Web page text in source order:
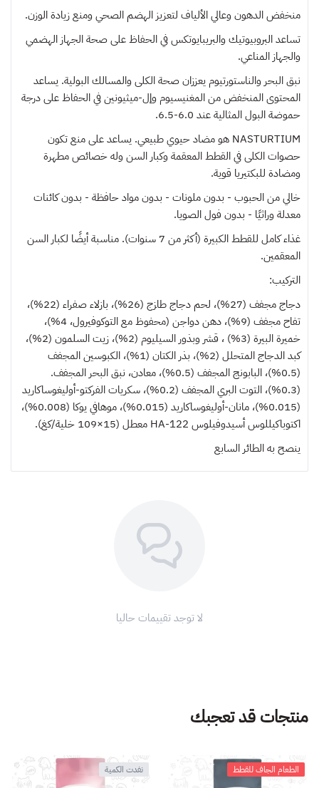
منخفض الدهون وعالي الألياف لتعزيز الهضم الصحي ومنع زيادة الوزن.
تساعد البروبيوتيك والبريبايوتكس في الحفاظ على صحة الجهاز الهضمي
والجهاز المناعي.
نبق البحر والناستورتيوم يعززان صحة الكلى والمسالك البولية. يساعد
المحتوى المنخفض من المغنيسيوم وإل-ميثيونين في الحفاظ على درجة
حموضة البول المثالية عند 6.0-6.5.
NASTURTIUM هو مضاد حيوي طبيعي. يساعد على منع تكون
حصوات الكلى في القطط المعقمة وكبار السن وله خصائص مطهرة
ومضادة للبكتيريا قوية.
خالي من الحبوب - بدون ملونات - بدون مواد حافظة - بدون كائنات
معدلة وراثيًا - بدون فول الصويا.
غذاء كامل للقطط الكبيرة (أكثر من 7 سنوات). مناسبة أيضًا لكبار السن
المعقمين.
التركيب:
دجاج مجفف (27%)، لحم دجاج طازج (26%)، بازلاء صفراء (22%)،
تفاح مجفف (9%)، دهن دواجن (محفوظ مع التوكوفيرول، 4%)،
خميرة البيرة (3%) ، قشر وبذور السيليوم (2%)، زيت السلمون (2%)،
كبد الدجاج المتحلل (2%)، بذر الكتان (1%)، الكبوسين المجفف
(0.5%)، البابونج المجفف (0.5%)، معادن، نبق البحر المجفف.
(0.3%)، التوت البري المجفف (0.2%)، سكريات الفركتو-أوليغوساكاريد
(0.015%)، مانان-أوليغوساكاريد (0.015%)، موهافي يوكا (0.008%)،
اكتوباكيللوس أسيدوفيلوس HA-122 معطل (15×109 خلية/كغ).
ينصح بهالطائر السابع
لا توجد تقييمات حاليا
منتجات قد تعجبك
الطعام الجاف للقطط نفدت الكمية